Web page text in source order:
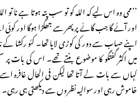
’’ممی وہ اس لیے کہ اللہ کو تو سب پتہ ہوتا ہے نا تو
اور آئے گا جب گائے پر پھر سے جھگڑا ہوگا اور کوئی
اپنے حساب سے دور کی کوڑی لایا تھا۔ کئو رکشا
میں اکثر گفتگو کا موضوع بنتے تھے۔ اس کی بات
کہاں سے بات لے آتا تھا لیکن فی الحال غافرہ
خاموش رہی اور سوالیہ نظروں سے دیکھتی ہی رہی۔